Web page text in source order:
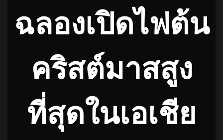
ฉลองเปิดไฟต้น
คริสต์มาสสูง
ที่สุดในเอเชีย